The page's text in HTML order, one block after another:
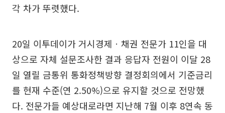
각 차가 뚜렷했다.
20일 이투데이가 거시경제ㆍ채권 전문가 11인을 대
상으로 자체 설문조사한 결과 응답자 전원이 이달 28
일 열릴 금통위 통화정책방향 결정회의에서 기준금리
를 현재 수준(연 2.50%)으로 유지할 것으로 전망했
다. 전문가들 예상대로라면 지난해 7월 이후 8연속 동